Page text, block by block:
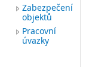
Zabezpečení
objektů
Pracovní
úvazky